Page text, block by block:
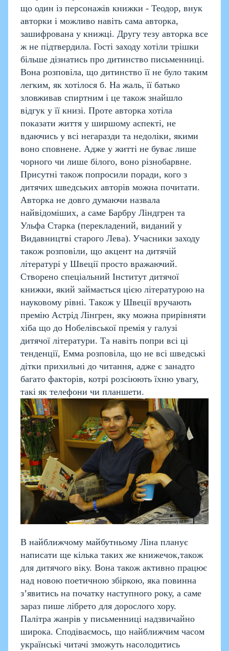
що один із персонажів книжки - Теодор, внук
авторки і можливо навіть сама авторка,
зашифрована у книжці. Другу тезу авторка все
ж не підтвердила. Гості заходу хотіли трішки
більше дізнатись про дитинство письменниці.
Вона розповіла, що дитинство її не було таким
легким, як хотілося б. На жаль, її батько
зловживав спиртним і це також знайшло
відгук у її книзі. Проте авторка хотіла
показати життя у ширшому аспекті, не
вдаючись у всі негаразди та недоліки, якими
воно сповнене. Адже у житті не буває лише
чорного чи лише білого, воно різнобарвне.
Присутні також попросили поради, кого з
дитячих шведських авторів можна почитати.
Авторка не довго думаючи назвала
найвідоміших, а саме Барбру Ліндгрен та
Ульфа Старка (перекладений, виданий у
Видавництві старого Лева). Учасники заходу
також розповіли, що акцент на дитячій
літературі у Швеції просто вражаючий.
Створено спеціальний Інститут дитячої
книжки, який займається цією літературою на
науковому рівні. Також у Швеції вручають
премію Астрід Лінгрен, яку можна прирівняти
хіба що до Нобелівської премія у галузі
дитячої літератури. Та навіть попри всі ці
тенденції, Емма розповіла, що не всі шведські
дітки прихильні до читання, адже є занадто
багато факторів, котрі розсіюють їхню увагу,
такі як телефони чи планшети.
В найближчому майбутньому Ліна планує
написати ще кілька таких же книжечок,також
для дитячого віку. Вона також активно працює
над новою поетичною збіркою, яка повинна
з’явитись на початку наступного року, а саме
зараз пише лібрето для дорослого хору.
Палітра жанрів у письменниці надзвичайно
широка. Сподіваємось, що найближчим часом
українські читачі зможуть насолодитись